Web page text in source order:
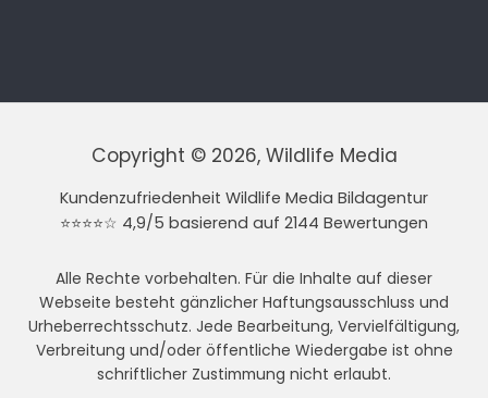
Copyright © 2026, Wildlife Media
Kundenzufriedenheit Wildlife Media Bildagentur
⭐⭐⭐⭐☆ 4,9/5 basierend auf 2144 Bewertungen
Alle Rechte vorbehalten. Für die Inhalte auf dieser
Webseite besteht gänzlicher Haftungsausschluss und
Urheberrechtsschutz. Jede Bearbeitung, Vervielfältigung,
Verbreitung und/oder öffentliche Wiedergabe ist ohne
schriftlicher Zustimmung nicht erlaubt.